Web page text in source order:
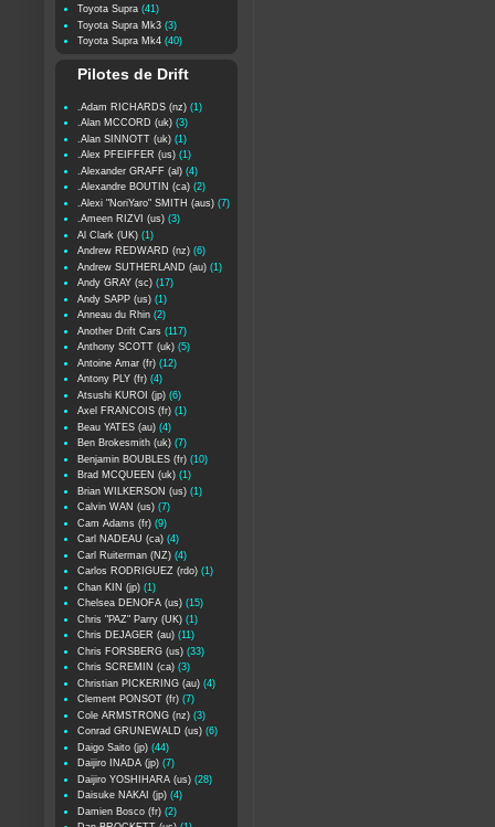
Toyota Supra (41)
Toyota Supra Mk3 (3)
Toyota Supra Mk4 (40)
Pilotes de Drift
.Adam RICHARDS (nz) (1)
.Alan MCCORD (uk) (3)
.Alan SINNOTT (uk) (1)
.Alex PFEIFFER (us) (1)
.Alexander GRAFF (al) (4)
.Alexandre BOUTIN (ca) (2)
.Alexi "NoriYaro" SMITH (aus) (7)
.Ameen RIZVI (us) (3)
Al Clark (UK) (1)
Andrew REDWARD (nz) (6)
Andrew SUTHERLAND (au) (1)
Andy GRAY (sc) (17)
Andy SAPP (us) (1)
Anneau du Rhin (2)
Another Drift Cars (117)
Anthony SCOTT (uk) (5)
Antoine Amar (fr) (12)
Antony PLY (fr) (4)
Atsushi KUROI (jp) (6)
Axel FRANCOIS (fr) (1)
Beau YATES (au) (4)
Ben Brokesmith (uk) (7)
Benjamin BOUBLES (fr) (10)
Brad MCQUEEN (uk) (1)
Brian WILKERSON (us) (1)
Calvin WAN (us) (7)
Cam Adams (fr) (9)
Carl NADEAU (ca) (4)
Carl Ruiterman (NZ) (4)
Carlos RODRIGUEZ (rdo) (1)
Chan KIN (jp) (1)
Chelsea DENOFA (us) (15)
Chris "PAZ" Parry (UK) (1)
Chris DEJAGER (au) (11)
Chris FORSBERG (us) (33)
Chris SCREMIN (ca) (3)
Christian PICKERING (au) (4)
Clement PONSOT (fr) (7)
Cole ARMSTRONG (nz) (3)
Conrad GRUNEWALD (us) (6)
Daigo Saito (jp) (44)
Daijiro INADA (jp) (7)
Daijiro YOSHIHARA (us) (28)
Daisuke NAKAI (jp) (4)
Damien Bosco (fr) (2)